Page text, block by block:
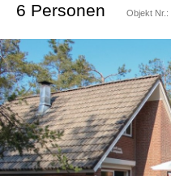
6 Personen
Objekt Nr.: